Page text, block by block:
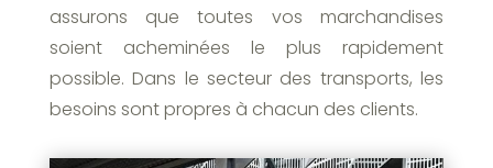
assurons que toutes vos marchandises
soient acheminées le plus rapidement
possible. Dans le secteur des transports, les
besoins sont propres à chacun des clients.